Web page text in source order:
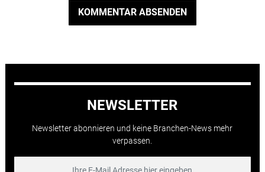
KOMMENTAR ABSENDEN
NEWSLETTER
Newsletter abonnieren und keine Branchen-News mehr
verpassen.